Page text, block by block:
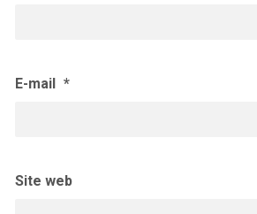
E-mail *
Site web